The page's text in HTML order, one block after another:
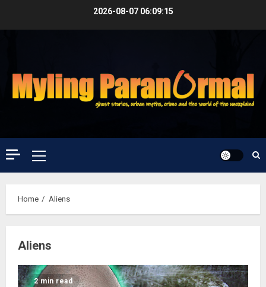
2026-08-07 06:09:16
Primary
Menu
Home Aliens
Aliens
2 min read